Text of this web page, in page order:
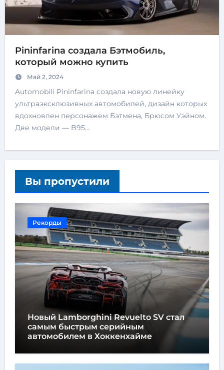
Pininfarina создала Бэтмобиль,
который можно купить
Май 2, 2024
Automobili Pininfarina создала новую линейку
ультраэксклюзивных автомобилей, дизайн которых
вдохновлен персонажем Бэтмена, Брюсом Уэйном.
Две модели — B95…
Вы пропустили
Рекорды
Новый Lamborghini Revuelto SV стал
самым быстрым серийным
автомобилем в Хоккенхайме